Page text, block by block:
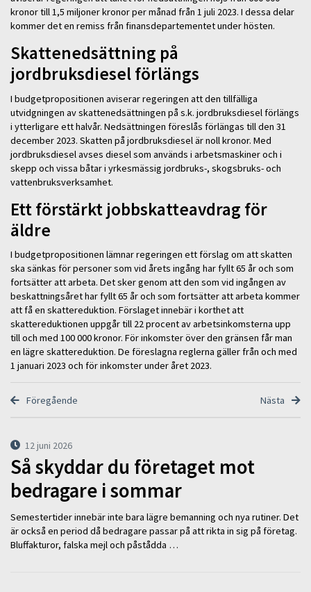
kronor till 1,5 miljoner kronor per månad från 1 juli 2023. I dessa delar
kommer det en remiss från finansdepartementet under hösten.
Skattenedsättning på
jordbruksdiesel förlängs
I budgetpropositionen aviserar regeringen att den tillfälliga
utvidgningen av skattenedsättningen på s.k. jordbruksdiesel förlängs
i ytterligare ett halvår. Nedsättningen föreslås förlängas till den 31
december 2023. Skatten på jordbruksdiesel är noll kronor. Med
jordbruksdiesel avses diesel som används i arbetsmaskiner och i
skepp och vissa båtar i yrkesmässig jordbruks-, skogsbruks- och
vattenbruksverksamhet.
Ett förstärkt jobbskatteavdrag för
äldre
I budgetpropositionen lämnar regeringen ett förslag om att skatten
ska sänkas för personer som vid årets ingång har fyllt 65 år och som
fortsätter att arbeta. Det sker genom att den som vid ingången av
beskattningsåret har fyllt 65 år och som fortsätter att arbeta kommer
att få en skattereduktion. Förslaget innebär i korthet att
skattereduktionen uppgår till 22 procent av arbetsinkomsterna upp
till och med 100 000 kronor. För inkomster över den gränsen får man
en lägre skattereduktion. De föreslagna reglerna gäller från och med
1 januari 2023 och för inkomster under året 2023.
Föregående Nästa
12 juni 2026
Så skyddar du företaget mot
bedragare i sommar
Semestertider innebär inte bara lägre bemanning och nya rutiner. Det
är också en period då bedragare passar på att rikta in sig på företag.
Bluffakturor, falska mejl och påstådda …